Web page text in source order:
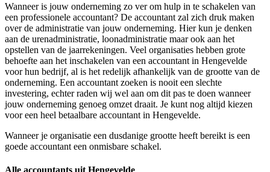
Wanneer is jouw onderneming zo ver om hulp in te schakelen van
een professionele accountant? De accountant zal zich druk maken
over de administratie van jouw onderneming. Hier kun je denken
aan de urenadministratie, loonadministratie maar ook aan het
opstellen van de jaarrekeningen. Veel organisaties hebben grote
behoefte aan het inschakelen van een accountant in Hengevelde
voor hun bedrijf, al is het redelijk afhankelijk van de grootte van de
onderneming. Een accountant zoeken is nooit een slechte
investering, echter raden wij wel aan om dit pas te doen wanneer
jouw onderneming genoeg omzet draait. Je kunt nog altijd kiezen
voor een heel betaalbare accountant in Hengevelde.
Wanneer je organisatie een dusdanige grootte heeft bereikt is een
goede accountant een onmisbare schakel.